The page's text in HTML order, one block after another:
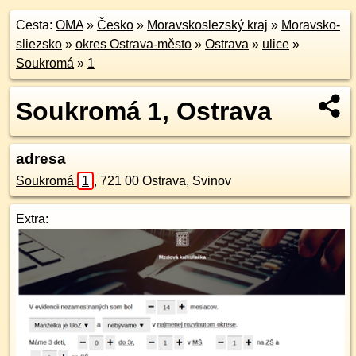
Cesta: OMA» Česko » Moravskoslezský kraj » Moravsko-
sliezsko » okres Ostrava-město » Ostrava » ulice »
Soukromá » 1
Soukromá 1, Ostrava
adresa
Soukromá 1 , 721 00 Ostrava, Svinov
Extra: